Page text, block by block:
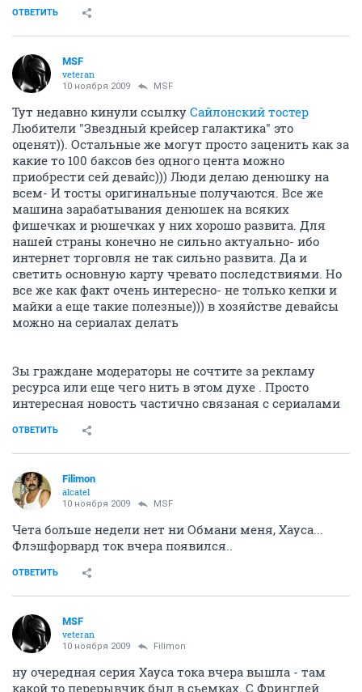
ОТВЕТИТЬ
MSF
veteran
10 ноября 2009 MSF
Тут недавно кинули ссылку Сайлонский тостер
Любители "Звездный крейсер галактика" это
оценят)). Остальные же могут просто заценить как за
какие то 100 баксов без одного цента можно
приобрести сей девайс))) Люди делаю денюшку на
всем- И тосты оригинальные получаются. Все же
машина зарабатывания денюшек на всяких
фишечках и рюшечках у них хорошо развита. Для
нашей страны конечно не сильно актуально- ибо
интернет торговля не так сильно развита. Да и
светить основную карту чревато последствиями. Но
все же как факт очень интересно- не только кепки и
майки а еще такие полезные))) в хозяйстве девайсы
можно на сериалах делать
Зы граждане модераторы не сочтите за рекламу
ресурса или еще чего нить в этом духе . Просто
интересная новость частично связаная с сериалами
ОТВЕТИТЬ
Filimon
alcatel
10 ноября 2009 MSF
Чета больше недели нет ни Обмани меня, Хауса...
Флэшфорвард ток вчера появился..
ОТВЕТИТЬ
MSF
veteran
10 ноября 2009 Filimon
ну очередная серия Хауса тока вчера вышла - там
какой то перерывчик был в сьемках. C Фринглей